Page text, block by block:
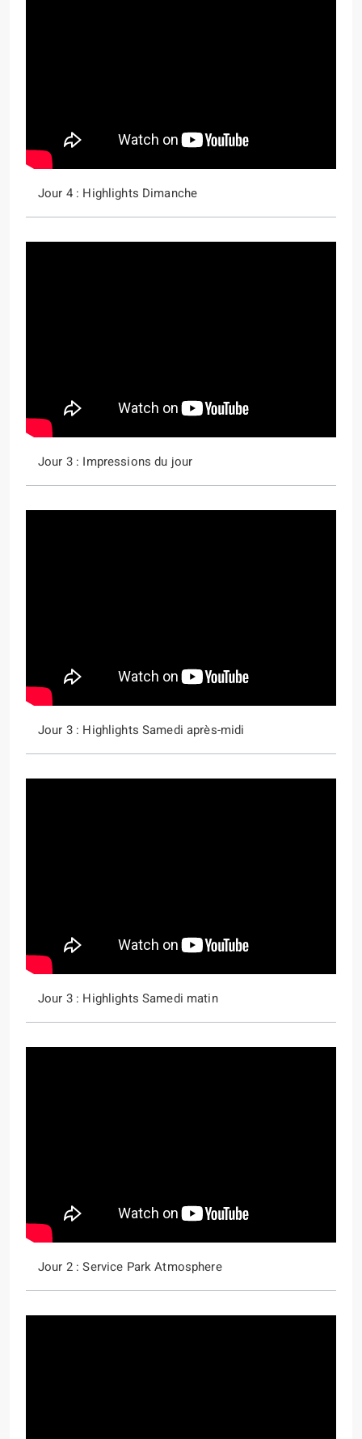
Jour 4 : Highlights Dimanche
Jour 3 : Impressions du jour
Jour 3 : Highlights Samedi après-midi
Jour 3 : Highlights Samedi matin
Jour 2 : Service Park Atmosphere